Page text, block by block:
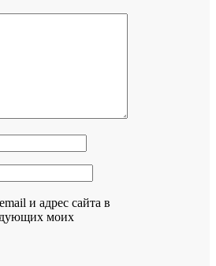
и адрес сайта в
моих